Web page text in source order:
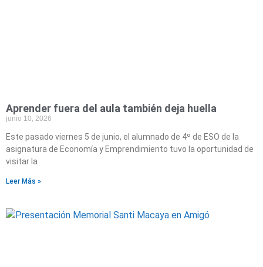
Aprender fuera del aula también deja huella
junio 10, 2026
Este pasado viernes 5 de junio, el alumnado de 4º de ESO de la
asignatura de Economía y Emprendimiento tuvo la oportunidad de
visitar la
Leer Más »